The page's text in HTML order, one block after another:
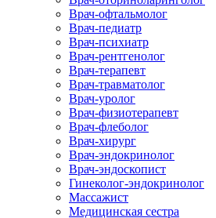
Врач-офтальмолог
Врач-педиатр
Врач-психиатр
Врач-рентгенолог
Врач-терапевт
Врач-травматолог
Врач-уролог
Врач-физиотерапевт
Врач-флеболог
Врач-хирург
Врач-эндокринолог
Врач-эндоскопист
Гинеколог-эндокринолог
Массажист
Медицинская сестра